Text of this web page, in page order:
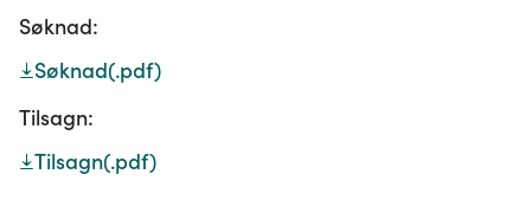
Søknad:
Søknad(.pdf)
Tilsagn:
Tilsagn(.pdf)